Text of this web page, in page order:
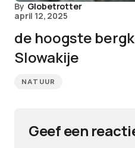
By Globetrotter
april 12, 2025
de hoogste
Slowakije
NATUUR
Geef een